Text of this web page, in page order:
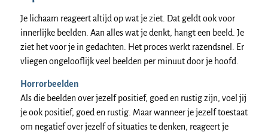
Je lichaam reageert altijd op wat je ziet. Dat geldt ook voor
innerlijke beelden. Aan alles wat je denkt, hangt een beeld. Je
ziet het voor je in gedachten. Het proces werkt razendsnel. Er
vliegen ongelooflijk veel beelden per minuut door je hoofd.
Horrorbeelden
Als die beelden over jezelf positief, goed en rustig zijn, voel jij
je ook positief, goed en rustig. Maar wanneer je jezelf toestaat
om negatief over jezelf of situaties te denken, reageert je